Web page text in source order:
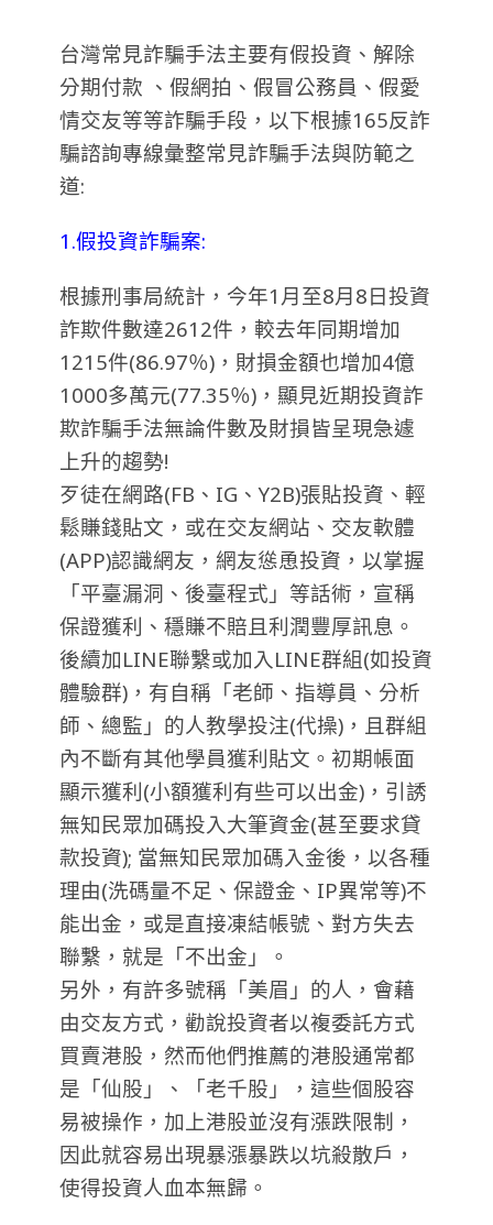
台灣常見詐騙手法主要有假投資、解除
分期付款 、假網拍、假冒公務員、假愛
情交友等等詐騙手段，以下根據165反詐
騙諮詢專線彙整常見詐騙手法與防範之
道:
1.假投資詐騙案:
根據刑事局統計，今年1月至8月8日投資
詐欺件數達2612件，較去年同期增加
1215件(86.97％)，財損金額也增加4億
1000多萬元(77.35％)，顯見近期投資詐
欺詐騙手法無論件數及財損皆呈現急遽
上升的趨勢!
歹徒在網路(FB、IG、Y2B)張貼投資、輕
鬆賺錢貼文，或在交友網站、交友軟體
(APP)認識網友，網友慫恿投資，以掌握
「平臺漏洞、後臺程式」等話術，宣稱
保證獲利、穩賺不賠且利潤豐厚訊息。
後續加LINE聯繫或加入LINE群組(如投資
體驗群)，有自稱「老師、指導員、分析
師、總監」的人教學投注(代操)，且群組
內不斷有其他學員獲利貼文。初期帳面
顯示獲利(小額獲利有些可以出金)，引誘
無知民眾加碼投入大筆資金(甚至要求貸
款投資); 當無知民眾加碼入金後，以各種
理由(洗碼量不足、保證金、IP異常等)不
能出金，或是直接凍結帳號、對方失去
聯繫，就是「不出金」。
另外，有許多號稱「美眉」的人，會藉
由交友方式，勸說投資者以複委託方式
買賣港股，然而他們推薦的港股通常都
是「仙股」、「老千股」，這些個股容
易被操作，加上港股並沒有漲跌限制，
因此就容易出現暴漲暴跌以坑殺散戶，
使得投資人血本無歸。